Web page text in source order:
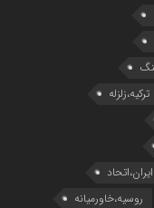
ترکیه،زلزله
روسیه،خاورمیانه